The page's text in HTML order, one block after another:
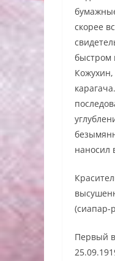
скорее
быстром
наносил
(сиапар-
Первый